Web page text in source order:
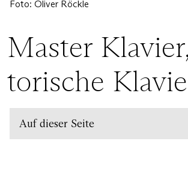
Foto: Oliver Röckle
Master
to­ri­sche
Auf dieser Seite